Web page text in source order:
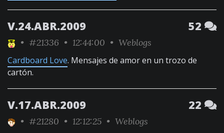
V.24.ABR.2009 52
• #21336 • 12:44:00 • Weblogs
Cardboard Love. Mensajes de amor en un trozo de
cartón.
V.17.ABR.2009 22
• #21280 • 12:12:25 • Weblogs